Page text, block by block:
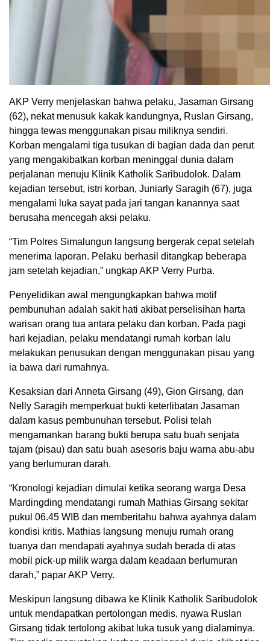
AKP Verry menjelaskan bahwa pelaku, Jasaman Girsang
(62), nekat menusuk kakak kandungnya, Ruslan Girsang,
hingga tewas menggunakan pisau miliknya sendiri.
Korban mengalami tiga tusukan di bagian dada dan perut
yang mengakibatkan korban meninggal dunia dalam
perjalanan menuju Klinik Katholik Saribudolok. Dalam
kejadian tersebut, istri korban, Juniarly Saragih (67), juga
mengalami luka sayat pada jari tangan kanannya saat
berusaha mencegah aksi pelaku.
“Tim Polres Simalungun langsung bergerak cepat setelah
menerima laporan. Pelaku berhasil ditangkap beberapa
jam setelah kejadian,” ungkap AKP Verry Purba.
Penyelidikan awal mengungkapkan bahwa motif
pembunuhan adalah sakit hati akibat perselisihan harta
warisan orang tua antara pelaku dan korban. Pada pagi
hari kejadian, pelaku mendatangi rumah korban lalu
melakukan penusukan dengan menggunakan pisau yang
ia bawa dari rumahnya.
Kesaksian dari Anneta Girsang (49), Gion Girsang, dan
Nelly Saragih memperkuat bukti keterlibatan Jasaman
dalam kasus pembunuhan tersebut. Polisi telah
mengamankan barang bukti berupa satu buah senjata
tajam (pisau) dan satu buah asesoris baju warna abu-abu
yang berlumuran darah.
“Kronologi kejadian dimulai ketika seorang warga Desa
Mardingding mendatangi rumah Mathias Girsang sekitar
pukul 06.45 WIB dan memberitahu bahwa ayahnya dalam
kondisi kritis. Mathias langsung menuju rumah orang
tuanya dan mendapati ayahnya sudah berada di atas
mobil pick-up milik warga dalam keadaan berlumuran
darah,” papar AKP Verry.
Meskipun langsung dibawa ke Klinik Katholik Saribudolok
untuk mendapatkan pertolongan medis, nyawa Ruslan
Girsang tidak tertolong akibat luka tusuk yang dialaminya.